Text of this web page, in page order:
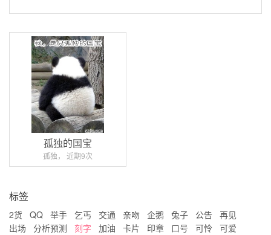
孤独的国宝
孤独， 近期9次
标签
2货 QQ 举手 乞丐 交通 亲吻 企鹅 兔子 公告 再见
出场
分析预测 刻字 加油 卡片 印章 口号 可怜
可爱